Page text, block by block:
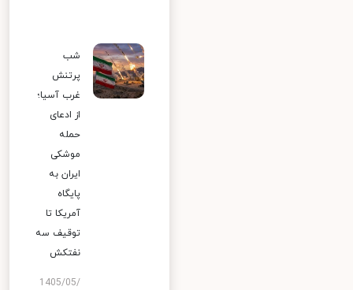
شب
پرتنش
غرب آسیا؛
از ادعای
حمله
موشکی
ایران به
پایگاه
آمریکا تا
توقیف سه
نفتکش
1405/05/